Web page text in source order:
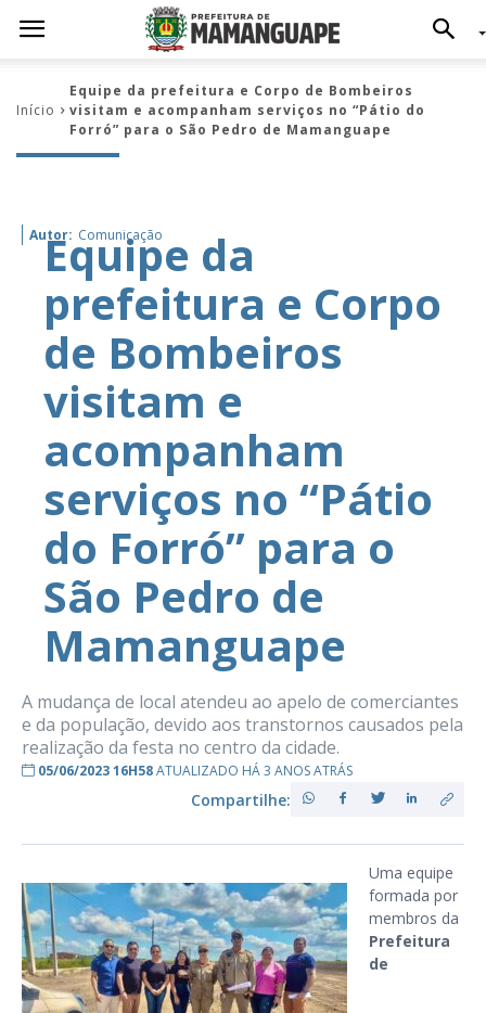
Início
Equipe da prefeitura e Corpo de Bombeiros
visitam e acompanham serviços no “Pátio do
Forró” para o São Pedro de Mamanguape
Autor: Comunicação
Equipe da
prefeitura e Corpo
de Bombeiros
visitam e
acompanham
serviços no “Pátio
do Forró” para o
São Pedro de
Mamanguape
A mudança de local atendeu ao apelo de comerciantes
e da população, devido aos transtornos causados pela
realização da festa no centro da cidade.
05/06/2023 16H58ATUALIZADO HÁ 3 ANOS ATRÁS
Compartilhe:
Uma equipe
formada por
membros da
Prefeitura
de